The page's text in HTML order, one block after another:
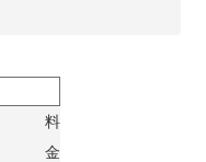
料
金